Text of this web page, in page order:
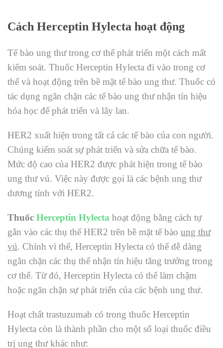
Cách Herceptin Hylecta hoạt động
Tế bào ung thư trong cơ thể phát triển một cách mất
kiểm soát. Thuốc Herceptin Hylecta đi vào trong cơ
thể và hoạt động trên bề mặt tế bào ung thư. Thuốc có
tác dụng ngăn chặn các tế bào ung thư nhận tín hiệu
hóa học để phát triển và lây lan.
HER2 xuất hiện trong tất cả các tế bào của con người.
Chúng kiểm soát sự phát triển và sửa chữa tế bào.
Mức độ cao của HER2 được phát hiện trong tế bào
ung thư vú. Việc này được gọi là các bệnh ung thư
dương tính với HER2.
Thuốc Herceptin Hylecta hoạt động bằng cách tự
gắn vào các thụ thể HER2 trên bề mặt tế bào ung thư
vú. Chính vì thế, Herceptin Hylecta có thể dễ dàng
ngăn chặn các thụ thể nhận tín hiệu tăng trưởng trong
cơ thể. Từ đó, Herceptin Hylecta có thể làm chậm
hoặc ngăn chặn sự phát triển của các bệnh ung thư.
Hoạt chất trastuzumab có trong thuốc Herceptin
Hylecta còn là thành phần cho một số loại thuốc điều
trị ung thư khác như: